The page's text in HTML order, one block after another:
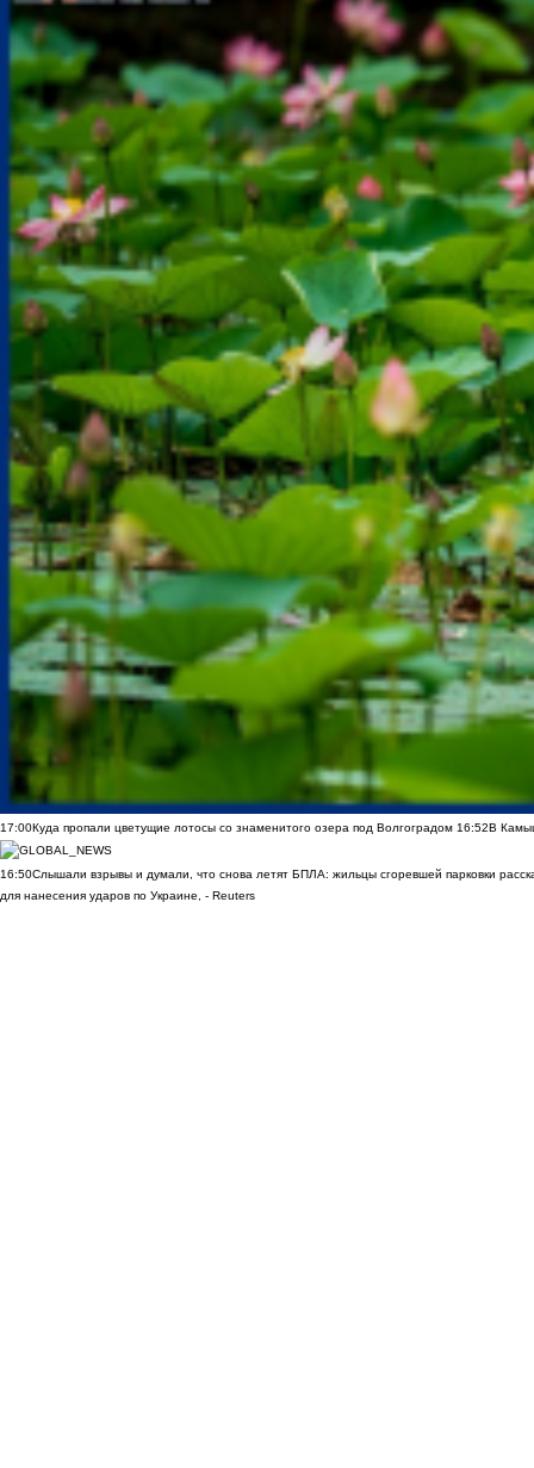
17:00Куда пропали цветущие лотосы со знаменитого озера под Волгоградом 16:52В
16:50Слышали взрывы и думали, что снова летят БПЛА: жильцы сгоревшей парковки
для нанесения ударов по Украине, - Reuters